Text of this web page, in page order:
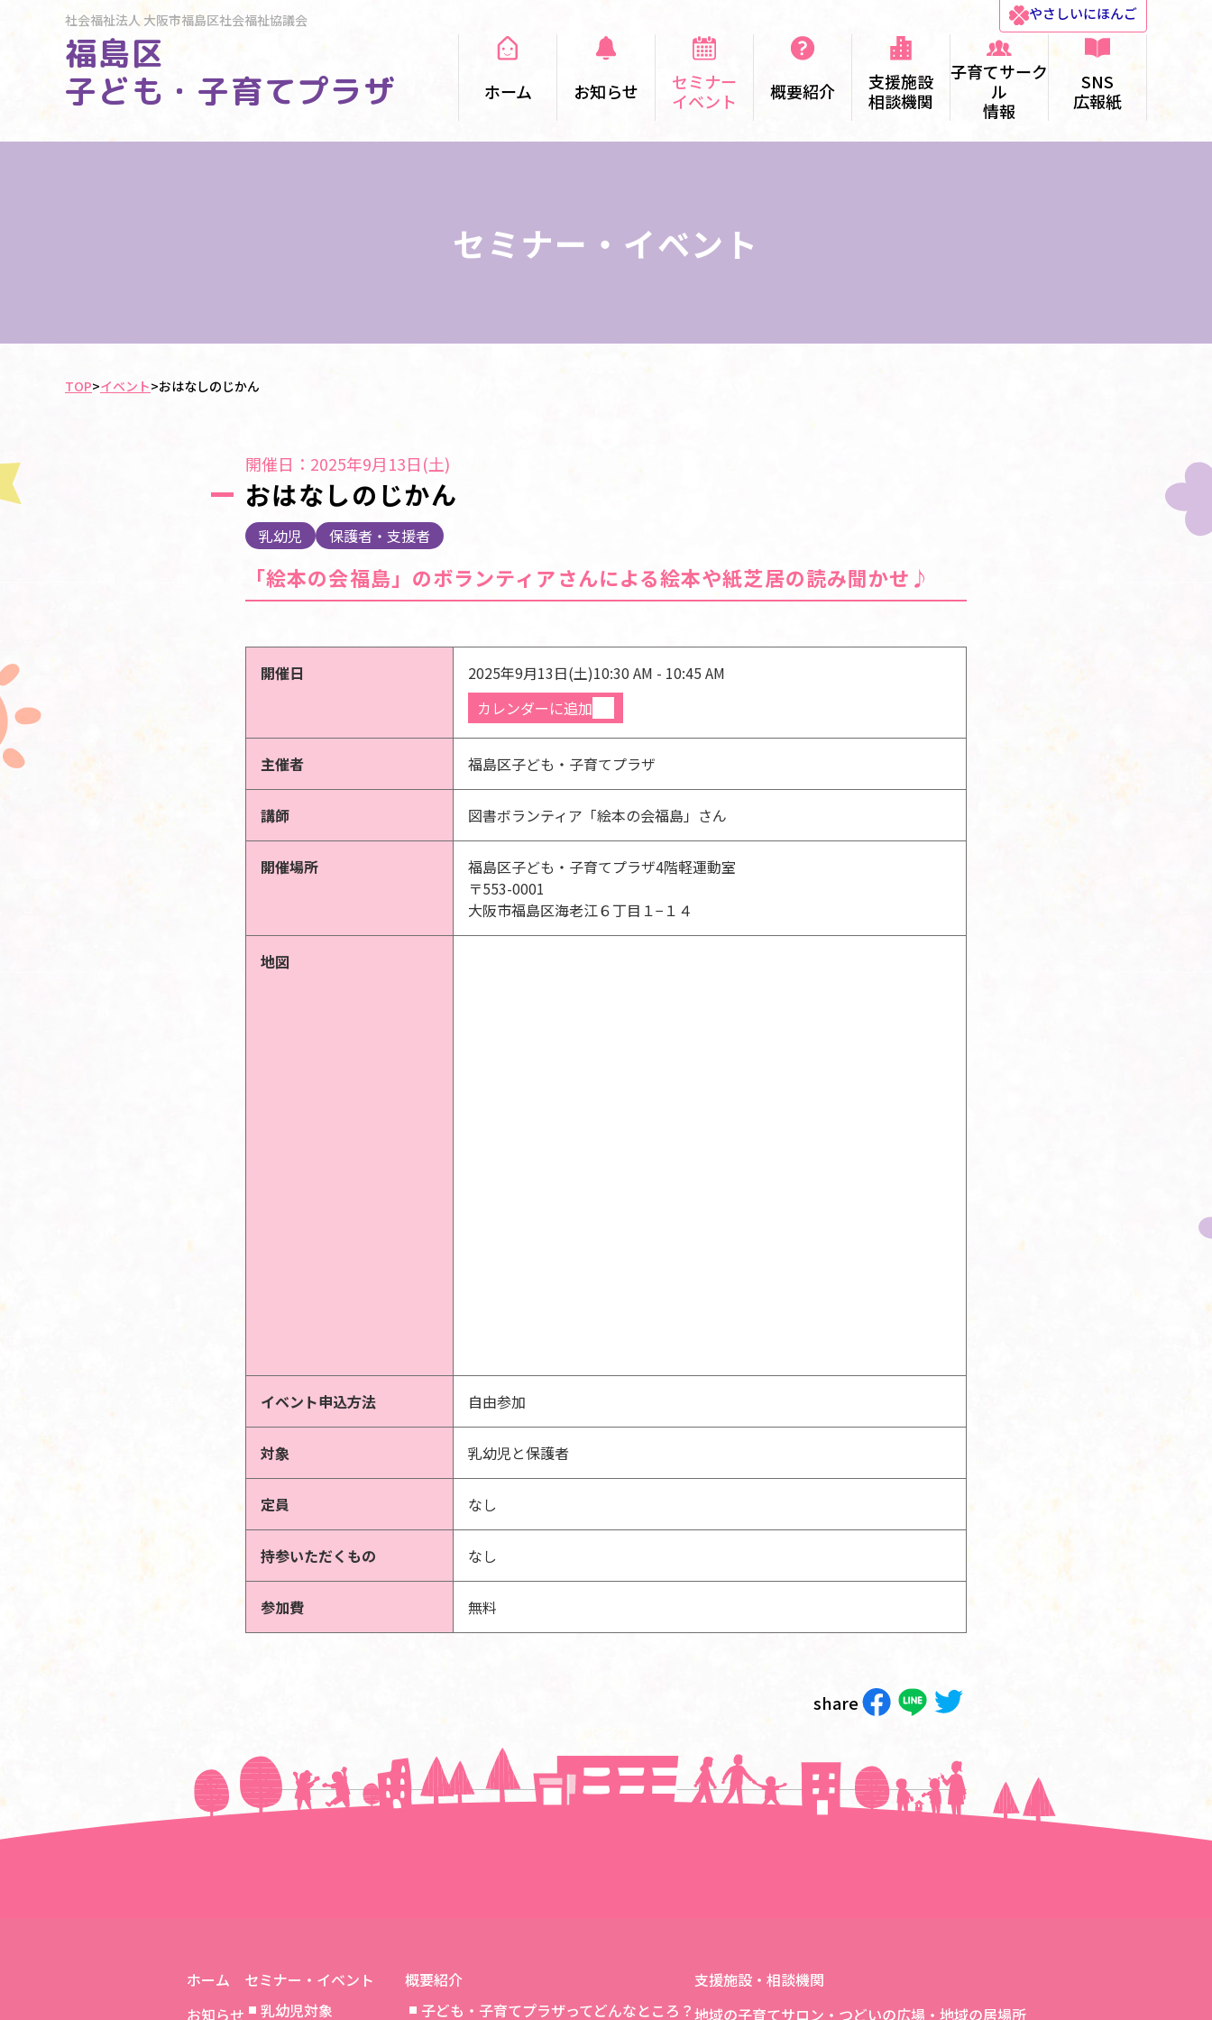
社会福祉法人大阪市福島区社会福祉協議会
福島区
子ども・子育てプラザ
やさしいにほんご
ホーム お知らせ
セミナー
イベント
概要紹介
支援施設
相談機関
子育てサーク
ル
情報
SNS
広報紙
セミナー・イベント
TOP>イベント>おはなしのじかん
開催日：2025年9月13日(土)
おはなしのじかん
乳幼児 保護者・支援者
「絵本の会福島」のボランティアさんによる絵本や紙芝居の読み聞かせ♪
開催日 2025年9月13日(土)10:30 AM - 10:45 AM
カレンダーに追加
主催者 福島区子ども・子育てプラザ
講師 図書ボランティア「絵本の会福島」さん
開催場所
福島区子ども・子育てプラザ4階軽運動室
〒553-0001
大阪市福島区海老江６丁目１−１４
地図
イベント申込方法 自由参加
対象 乳幼児と保護者
定員 なし
持参いただくもの なし
参加費 無料
share
＜＜前の記事へ 次の記事へ＞＞
ホーム
お知らせ
セミナー・イベント
乳幼児対象
概要紹介
子ども・子育てプラザってどんなところ？
支援施設・相談機関
地域の子育てサロン・つどいの広場・地域の居場所